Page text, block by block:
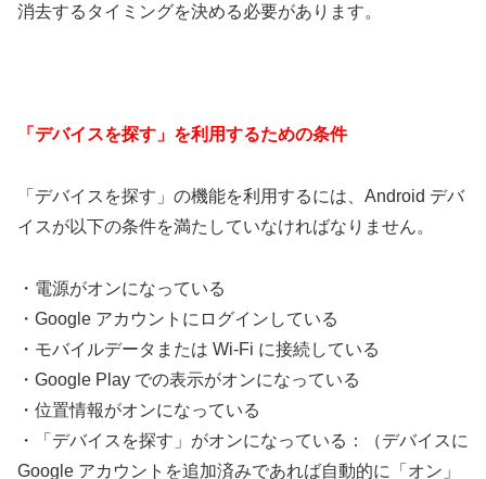
消去するタイミングを決める必要があります。
「デバイスを探す」を利用するための条件
「デバイスを探す」の機能を利用するには、Android デバ
イスが以下の条件を満たしていなければなりません。
・電源がオンになっている
・Google アカウントにログインしている
・モバイルデータまたは Wi-Fi に接続している
・Google Play での表示がオンになっている
・位置情報がオンになっている
・「デバイスを探す」がオンになっている：（デバイスに
Google アカウントを追加済みであれば自動的に「オン」